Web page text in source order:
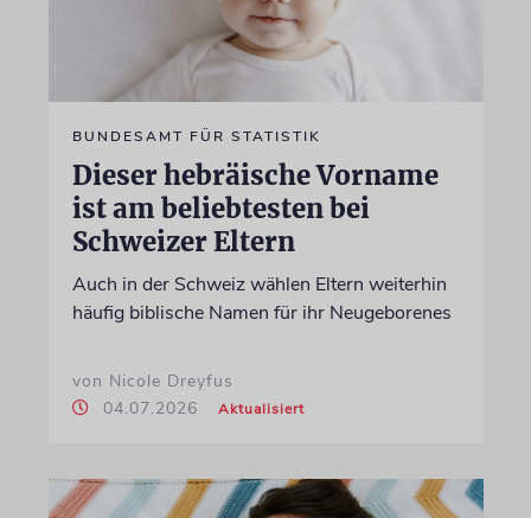
BUNDESAMT FÜR STATISTIK
Dieser hebräische Vorname
ist am beliebtesten bei
Schweizer Eltern
Auch in der Schweiz wählen Eltern weiterhin
häufig biblische Namen für ihr Neugeborenes
von Nicole Dreyfus
04.07.2026
Aktualisiert